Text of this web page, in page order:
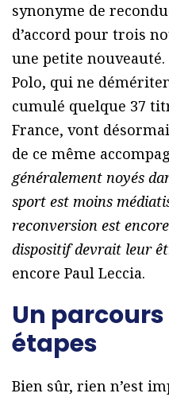
synonyme de
d’accord pour trois
une petite nouveauté.
Polo, qui ne
cumulé quelque 37
France, vont
de ce même
généralement noyés
sport est moins
reconversion est
dispositif devrait leur
encore Paul Leccia.
Un
étapes
Bien sûr, rien n’est